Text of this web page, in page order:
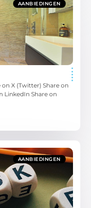
AANBIEDINGEN
X (Twitter) Share on
LinkedIn Share on
AANBIEDINGEN